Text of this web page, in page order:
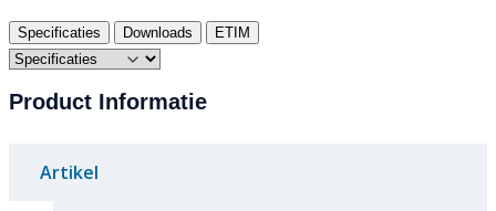
Specificaties Downloads ETIM
Product Informatie
Artikel